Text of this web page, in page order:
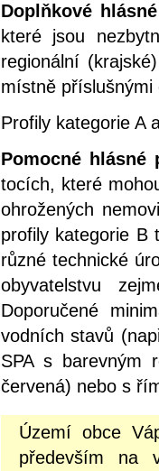
Doplňkové
které jsou
regionální
místně příslušnými
Profily kategorie A
Pomocné
tocích, které
ohrožených
profily kategorie B
různé technické
obyvatelstvu
Doporučené
vodních stavů
SPA s barevným
červená) nebo s
Území obce
především na